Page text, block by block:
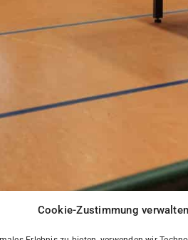
Cookie-Zustimmung verwalten